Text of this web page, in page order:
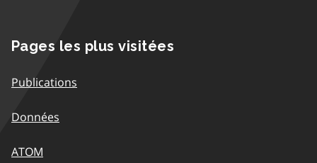
Pages les plus visitées
Publications
Données
ATOM